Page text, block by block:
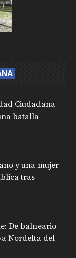
Ciudadana
batalla
y una mujer
tras
De balneario
Nordelta del